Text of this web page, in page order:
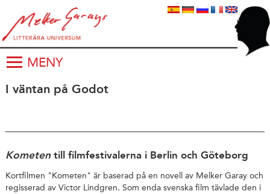
MENY
I väntan på Godot
Kometentill filmfestivalerna i Berlin och Göteborg
Kortfilmen "Kometen" är baserad på en novell av Melker Garay och
regisserad av Victor Lindgren. Som enda svenska film tävlade den i